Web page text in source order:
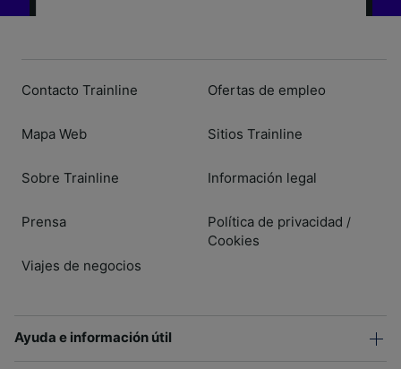
Contacto Trainline
Mapa Web
Sobre Trainline
Prensa
Viajes de negocios
Ofertas de empleo
Sitios Trainline
Información legal
Política de privacidad /
Cookies
Ayuda e información útil